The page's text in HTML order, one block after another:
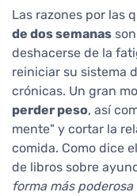
Las razones por las
de dos semanas
deshacerse de la
reiniciar su sistema
crónicas. Un gran
perder peso, así
mente" y cortar la
comida. Como dice
de libros sobre
forma más